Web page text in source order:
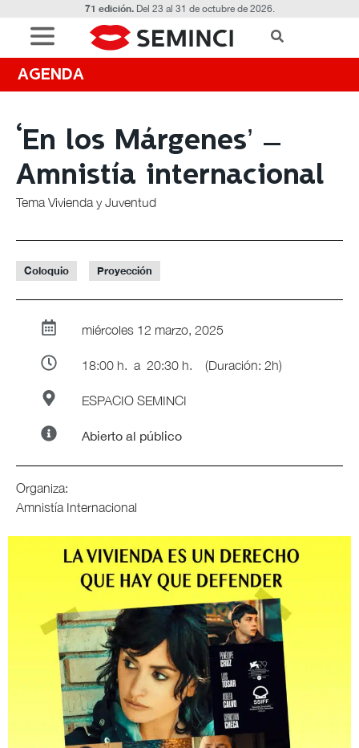
71 edición.Del 23 al 31 de octubre de 2026.
AGENDA
‘En los Márgenes’ –
Amnistía internacional
Tema Vivienda y Juventud
Coloquio Proyección
miércoles 12 marzo, 2025
18:00 h. a 20:30 h. (Duración: 2h)
ESPACIO SEMINCI
Abierto al público
Organiza:
Amnistía Internacional